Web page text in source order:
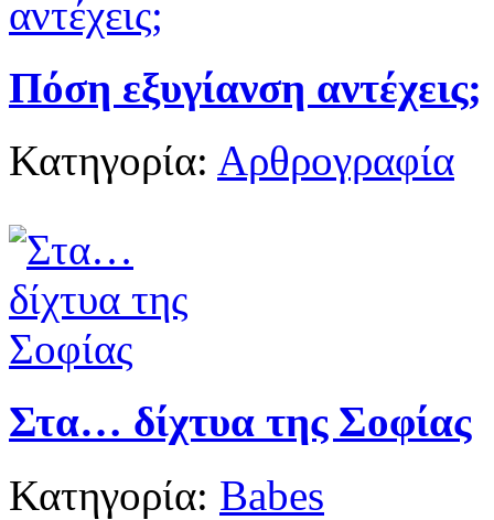
Πόση εξυγίανση αντέχεις;
Κατηγορία: Αρθρογραφία
Στα… δίχτυα της Σοφίας
Κατηγορία: Babes